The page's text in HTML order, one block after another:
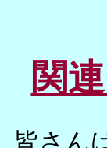
関
皆さん